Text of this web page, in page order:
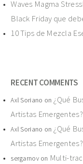
Waves Magma
Black Friday que
10 Tips de Mezcla
RECENT COMMENTS
Axl Soriano on ¿Qué
Artistas Emergentes?
Axl Soriano on ¿Qué
Artistas Emergentes?
sergarnovon Multi-